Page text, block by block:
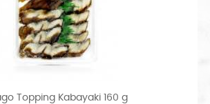
Topping Kabayaki 160 g